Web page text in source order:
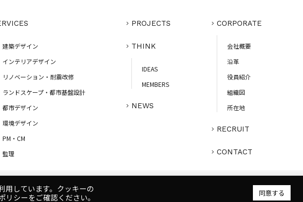
建築デザイン
インテリアデザイン
リノベーション・耐震改修
ランドスケープ・都市基盤設計
都市デザイン
環境デザイン
PM・CM
監理
PROJECTS
THINK
IDEAS
MEMBERS
NEWS
CORPORATE
会社概要
沿革
役員紹介
組織図
所在地
RECRUIT
CONTACT
プライアンスポリシー プライバシーポリシー ご利用規約
用しています。クッキーの
シーをご確認ください。
同意する